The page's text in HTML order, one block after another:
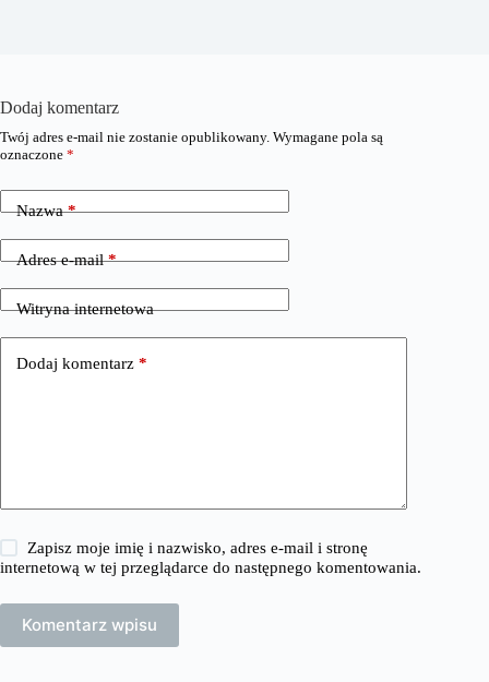
Dodaj komentarz
Twój adres e-mail nie zostanie opublikowany. Wymagane pola są
oznaczone *
Nazwa*
Adres e-mail*
Witryna internetowa
Dodaj komentarz *
Zapisz moje imię i nazwisko, adres e-mail i stronę
internetową w tej przeglądarce do następnego komentowania.
Komentarz wpisu